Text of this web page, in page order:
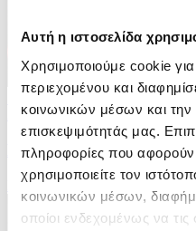
Αυτή η ιστοσελίδα
Χρησιμοποιούμε cookie
περιεχομένου και
κοινωνικών μέσων και
επισκεψιμότητάς μας.
πληροφορίες που
χρησιμοποιείτε τον
κοινωνικών μέσων,
οποίοι ενδεχομένως να
5 Φωτογραφίες
27/07/2026 09:28
Μάχη με τις φλόγες σε
ID: 10662731